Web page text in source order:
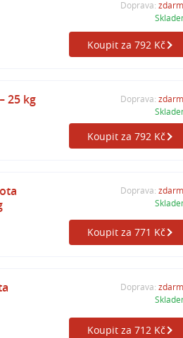
Doprava:
Koupit za 792 Kč
25 kg Doprava:
Koupit za 792 Kč
Doprava:
Koupit za 771 Kč
Doprava:
Koupit za 712 Kč